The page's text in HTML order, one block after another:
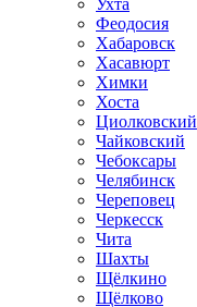
Ухта
Феодосия
Хабаровск
Хасавюрт
Химки
Хоста
Циолковский
Чайковский
Чебоксары
Челябинск
Череповец
Черкесск
Чита
Шахты
Щёлкино
Щёлково